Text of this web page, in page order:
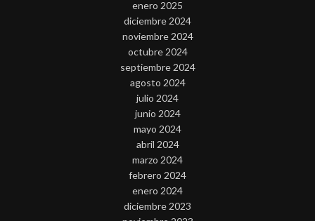
enero 2025
diciembre 2024
noviembre 2024
octubre 2024
septiembre 2024
agosto 2024
julio 2024
junio 2024
mayo 2024
abril 2024
marzo 2024
febrero 2024
enero 2024
diciembre 2023